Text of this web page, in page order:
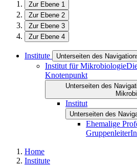
Zur Ebene 1
Zur Ebene 2
Zur Ebene 3
Zur Ebene 4
Institute Unterseiten des
Institut für Mikrobiologie
Knotenpunkt
Unterseiten des
Institut
Unterseiten des
Ehemalige
Home
Institute